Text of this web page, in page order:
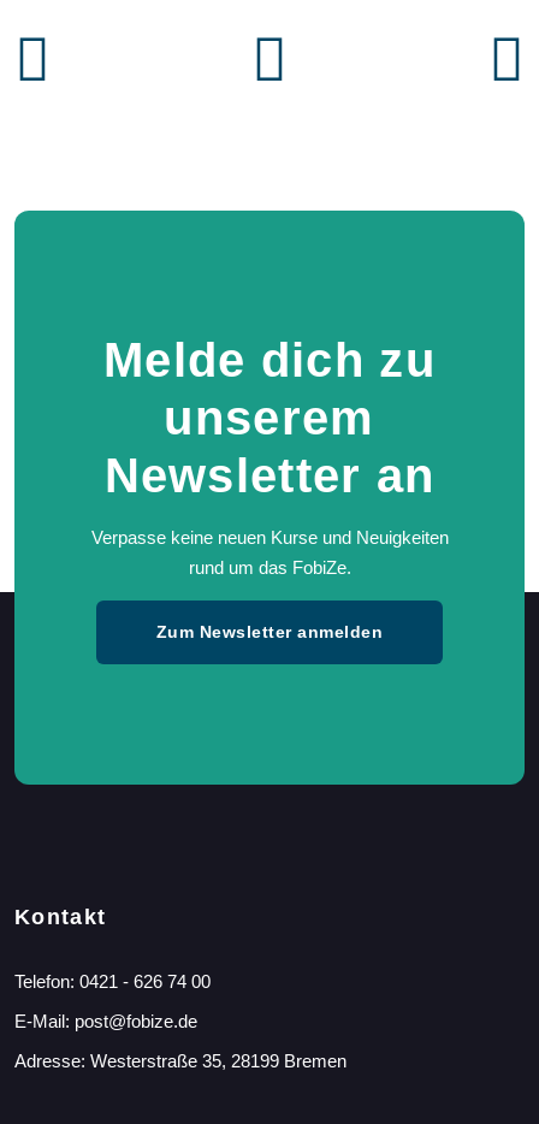
Melde dich zu
unserem
Newsletter an
Verpasse keine neuen Kurse und Neuigkeiten
rund um das FobiZe.
Zum Newsletter anmelden
Kontakt
Telefon: 0421 - 626 74 00
E-Mail: post@fobize.de
Adresse: Westerstraße 35, 28199 Bremen